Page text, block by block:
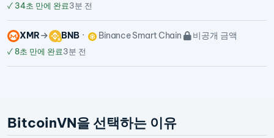
✓ 34초 만에 완료3분 전
XMR BNB Binance Smart Chain 비공개 금액
✓8초 만에 완료3분 전
BitcoinVN을 선택하는 이유